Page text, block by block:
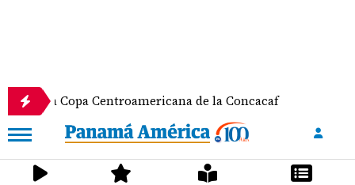
Centroamericana de la Concacaf